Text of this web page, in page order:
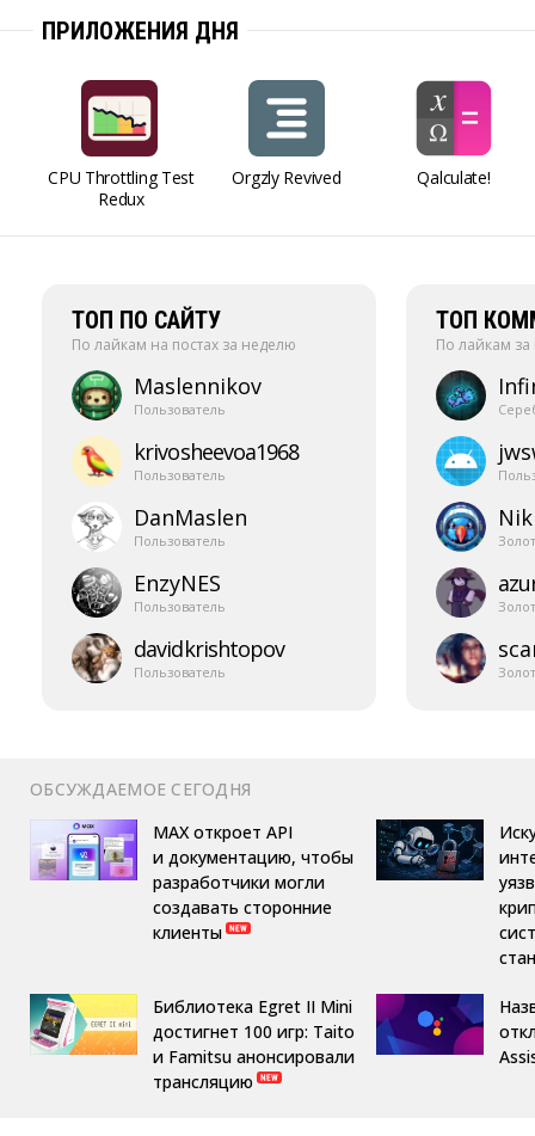
ПРИЛОЖЕНИЯ ДНЯ
CPU Throttling Test
Redux
Orgzly Revived Qalculate!
ТОП ПО САЙТУ
По лайкам на постах за неделю
Maslennikov
Пользователь
krivosheevoa1968
Пользователь
DanMaslen
Пользователь
EnzyNES
Пользователь
davidkrishtopov
Пользователь
ТОП
По лайкам
ОБСУЖДАЕМОЕ СЕГОДНЯ
MAX откроет API
и документацию, чтобы
разработчики могли
создавать сторонние
клиенты
Библиотека Egret II Mini
достигнет 100 игр: Taito
и Famitsu анонсировали
трансляцию